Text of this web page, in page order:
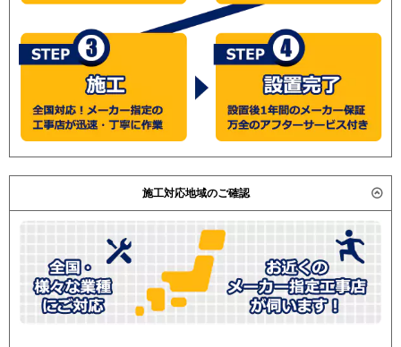
施工対応地域のご確認